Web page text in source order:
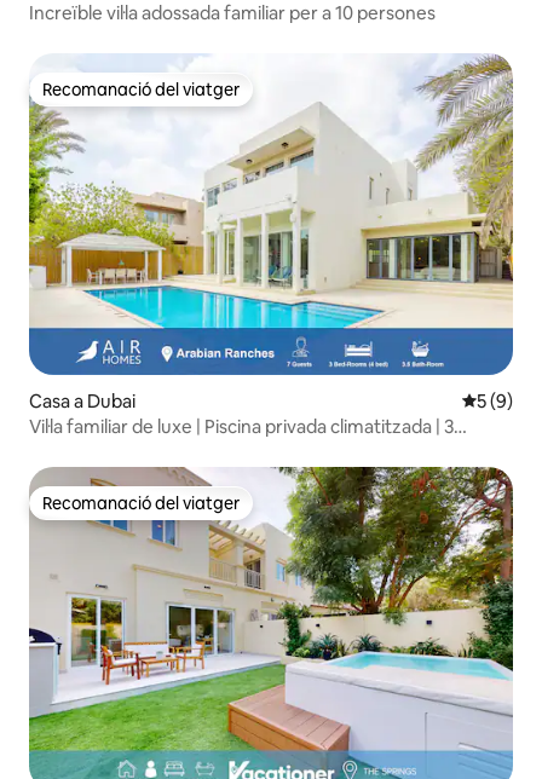
Increïble vil·la adossada familiar per a 10 persones
Recomanació del viatger
Recomanació del viatger
Casa a Dubai 5 de
5 (9)
Vil·la familiar de luxe | Piscina privada climatitzada | 3
Recomanació del viatger
Recomanació del viatger